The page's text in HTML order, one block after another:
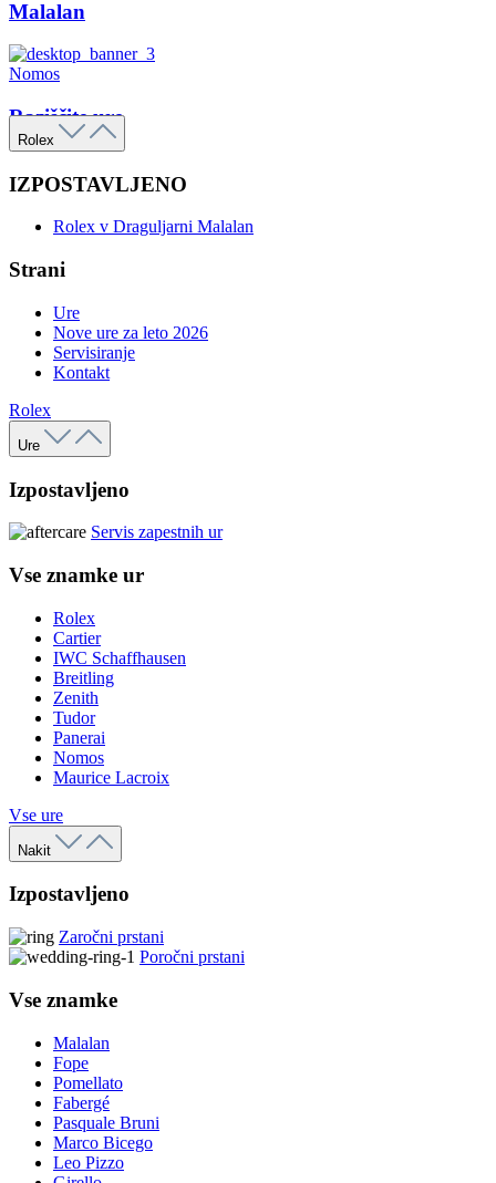
Malalan
Nomos
Raziščite ure
Rolex
IZPOSTAVLJENO
Rolex v Draguljarni Malalan
Strani
Ure
Nove ure za leto 2026
Servisiranje
Kontakt
Rolex
Ure
Izpostavljeno
Servis zapestnih ur
Vse znamke ur
Rolex
Cartier
IWC Schaffhausen
Breitling
Zenith
Tudor
Panerai
Nomos
Maurice Lacroix
Vse ure
Nakit
Izpostavljeno
Zaročni prstani
Poročni prstani
Vse znamke
Malalan
Fope
Pomellato
Fabergé
Pasquale Bruni
Marco Bicego
Leo Pizzo